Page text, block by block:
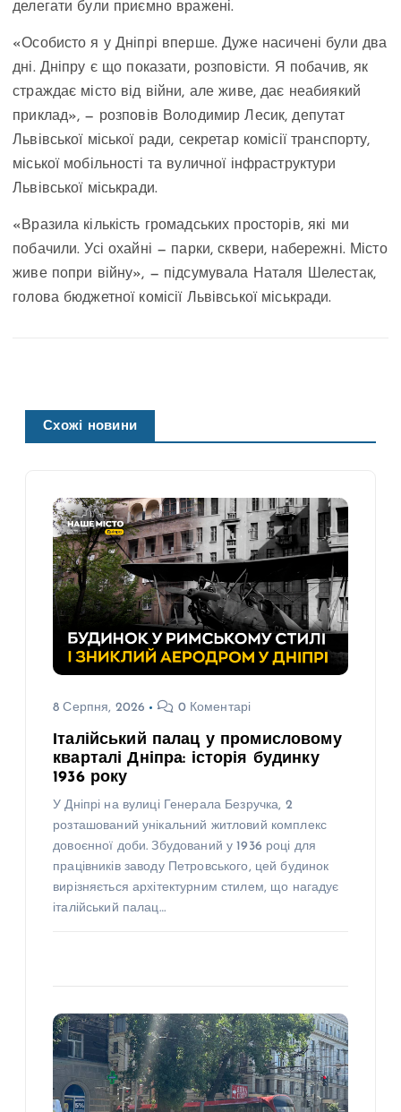
делегати були приємно вражені.
«Особисто я у Дніпрі вперше. Дуже насичені були два
дні. Дніпру є що показати, розповісти. Я побачив, як
страждає місто від війни, але живе, дає неабиякий
приклад», — розповів Володимир Лесик, депутат
Львівської міської ради, секретар комісії транспорту,
міської мобільності та вуличної інфраструктури
Львівської міськради.
«Вразила кількість громадських просторів, які ми
побачили. Усі охайні — парки, сквери, набережні. Місто
живе попри війну», — підсумувала Наталя Шелестак,
голова бюджетної комісії Львівської міськради.
Схожі новини
8 Серпня, 2026 0 Коментарі
Італійський палац у промисловому
кварталі Дніпра: історія будинку
1936 року
У Дніпрі на вулиці Генерала Безручка, 2
розташований унікальний житловий комплекс
довоєнної доби. Збудований у 1936 році для
працівників заводу Петровського, цей будинок
вирізняється архітектурним стилем, що нагадує
італійський палац…